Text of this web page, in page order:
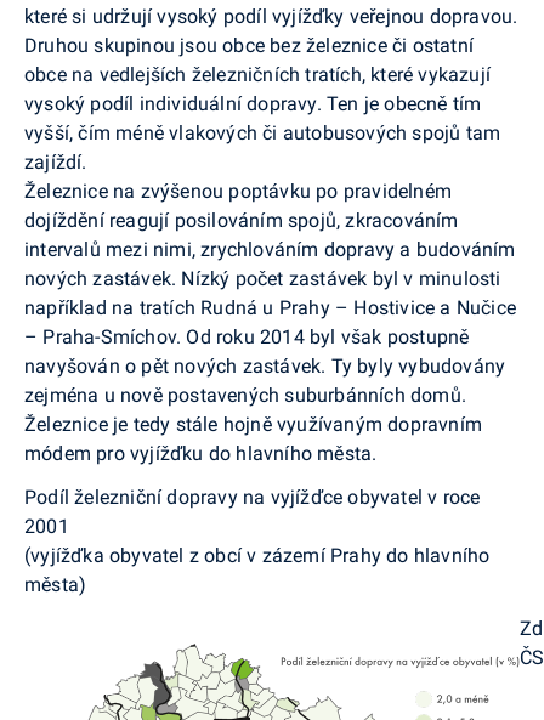
které si udržují vysoký podíl vyjížďky veřejnou dopravou.
Druhou skupinou jsou obce bez železnice či ostatní
obce na vedlejších železničních tratích, které vykazují
vysoký podíl individuální dopravy. Ten je obecně tím
vyšší, čím méně vlakových či autobusových spojů tam
zajíždí.
Železnice na zvýšenou poptávku po pravidelném
dojíždění reagují posilováním spojů, zkracováním
intervalů mezi nimi, zrychlováním dopravy a budováním
nových zastávek. Nízký počet zastávek byl v minulosti
například na tratích Rudná u Prahy – Hostivice a Nučice
– Praha-Smíchov. Od roku 2014 byl však postupně
navyšován o pět nových zastávek. Ty byly vybudovány
zejména u nově postavených suburbánních domů.
Železnice je tedy stále hojně využívaným dopravním
módem pro vyjížďku do hlavního města.
Podíl železniční dopravy na vyjížďce obyvatel v roce
2001
(vyjížďka obyvatel z obcí v zázemí Prahy do hlavního
města)